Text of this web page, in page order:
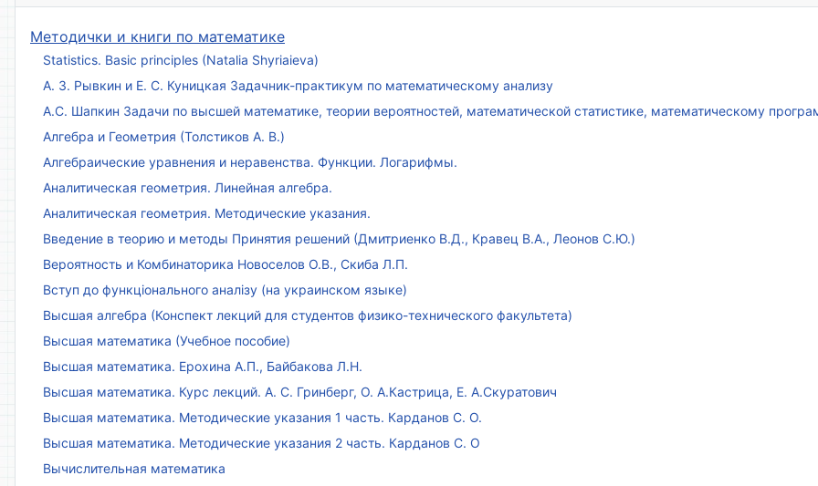
Методички и книги по математике
Statistics. Basic principles (Natalia Shyriaieva)
А. З. Рывкин и Е. С. Куницкая Задачник-практикум по математическому анализу
А.С. Шапкин Задачи по высшей математике, теории вероятностей, математической статистике, математическому
Алгебра и Геометрия (Толстиков А. В.)
Алгебраические уравнения и неравенства. Функции. Логарифмы.
Аналитическая геометрия. Линейная алгебра.
Аналитическая геометрия. Методические указания.
Введение в теорию и методы Принятия решений (Дмитриенко В.Д., Кравец В.А., Леонов С.Ю.)
Вероятность и Комбинаторика Новоселов О.В., Скиба Л.П.
Вступ до функціонального аналізу (на украинском языке)
Высшая алгебра (Конспект лекций для студентов физико-технического факультета)
Высшая математика (Учебное пособие)
Высшая математика. Ерохина А.П., Байбакова Л.Н.
Высшая математика. Курс лекций. А. С. Гринберг, О. А.Кастрица, Е. А.Скуратович
Высшая математика. Методические указания 1 часть. Карданов С. О.
Высшая математика. Методические указания 2 часть. Карданов С. О
Вычислительная математика